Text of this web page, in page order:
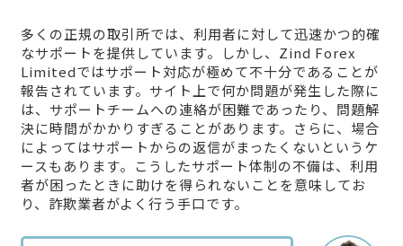
多くの正規の取引所では、利用者に対して迅速かつ的確
なサポートを提供しています。しかし、Zind Forex
Limitedではサポート対応が極めて不十分であることが
報告されています。サイト上で何か問題が発生した際に
は、サポートチームへの連絡が困難であったり、問題解
決に時間がかかりすぎることがあります。さらに、場合
によってはサポートからの返信がまったくないというケ
ースもあります。こうしたサポート体制の不備は、利用
者が困ったときに助けを得られないことを意味してお
り、詐欺業者がよく行う手口です。